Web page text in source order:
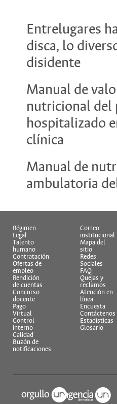
Entrelugares
disca, lo
disidente
Manual de
nutricional del
hospitalizado
clínica
Manual de
ambulatoria
Régimen
Legal
Talento
humano
Contratación
Ofertas de
empleo
Rendición
de cuentas
Concurso
docente
Pago
Virtual
Control
interno
Calidad
Buzón de
notificaciones
Correo
institucional
Mapa del
sitio
Redes
Sociales
FAQ
Quejas y
reclamos
Atención en
línea
Encuesta
Contáctenos
Estadísticas
Glosario